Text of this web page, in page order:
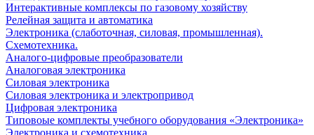
Интерактивные комплексы по газовому хозяйству
Релейная защита и автоматика
Электроника (слаботочная, силовая, промышленная).
Схемотехника.
Аналого-цифровые преобразователи
Аналоговая электроника
Cиловая электроника
Cиловая электроника и электропривод
Цифровая электроника
Типовоые комплекты учебного оборудования «Электроника»
Электроника и схемотехника